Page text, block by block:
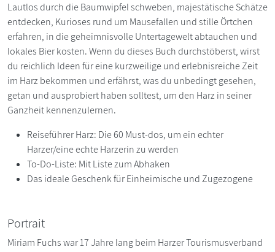
Lautlos durch die Baumwipfel schweben, majestätische Schätze
entdecken, Kurioses rund um Mausefallen und stille Örtchen
erfahren, in die geheimnisvolle Untertagewelt abtauchen und
lokales Bier kosten. Wenn du dieses Buch durchstöberst, wirst
du reichlich Ideen für eine kurzweilige und erlebnisreiche Zeit
im Harz bekommen und erfährst, was du unbedingt gesehen,
getan und ausprobiert haben solltest, um den Harz in seiner
Ganzheit kennenzulernen.
Reiseführer Harz: Die 60 Must-dos, um ein echter
Harzer/eine echte Harzerin zu werden
To-Do-Liste: Mit Liste zum Abhaken
Das ideale Geschenk für Einheimische und Zugezogene
Portrait
Miriam Fuchs war 17 Jahre lang beim Harzer Tourismusverband